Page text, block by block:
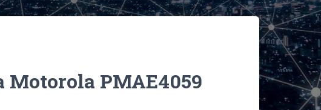
Motorola PMAE4059